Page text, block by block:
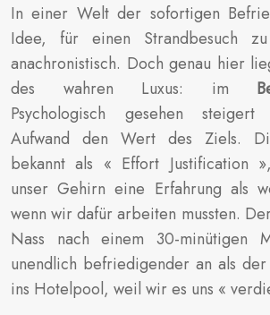
In einer Welt der sofortigen
Idee, für einen Strandbesuch
anachronistisch. Doch genau hier
des wahren Luxus: im
Psychologisch gesehen
Aufwand den Wert des Ziels.
bekannt als « Effort Justification
unser Gehirn eine Erfahrung als
wenn wir dafür arbeiten mussten.
Nass nach einem 30-minütigen
unendlich befriedigender an als
ins Hotelpool, weil wir es uns «